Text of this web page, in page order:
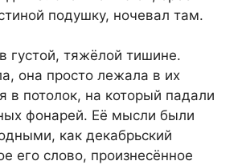
подушку, ночевал там.
густой, тяжёлой тишине.
она просто лежала в их
в потолок, на который падали
фонарей. Её мысли были
как декабрьский
его слово, произнесённое